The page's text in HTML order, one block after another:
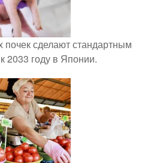
почек сделают стандартным
2033 году в Японии.